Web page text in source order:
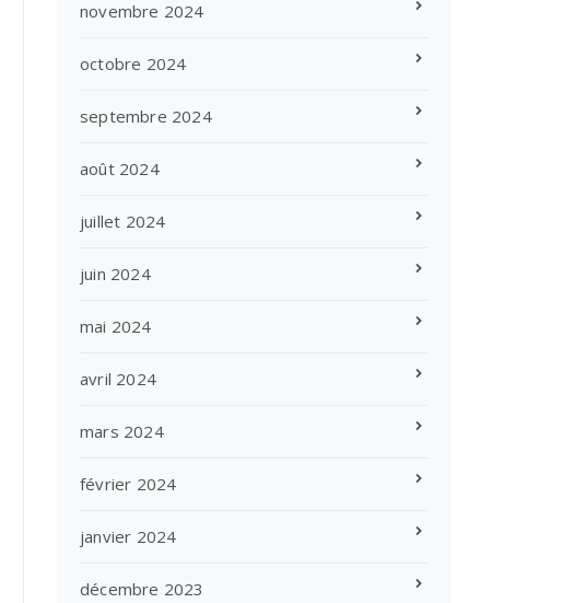
novembre 2024
octobre 2024
septembre 2024
août 2024
juillet 2024
juin 2024
mai 2024
avril 2024
mars 2024
février 2024
janvier 2024
décembre 2023